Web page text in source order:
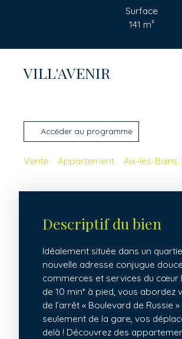
Surface
141 m²
VILL'AVENIR
Accéder au programme
Vente Appartement Aix-les-Bains
Descriptif du bien
Idéalement située dans un
nouvelle adresse conjugue
commerces et services du cœur
de 10 min* à pied, vous abordez
de l’arrêt « Boulevard de Russie
seulement de la gare, vos
delà ! Découvrez des